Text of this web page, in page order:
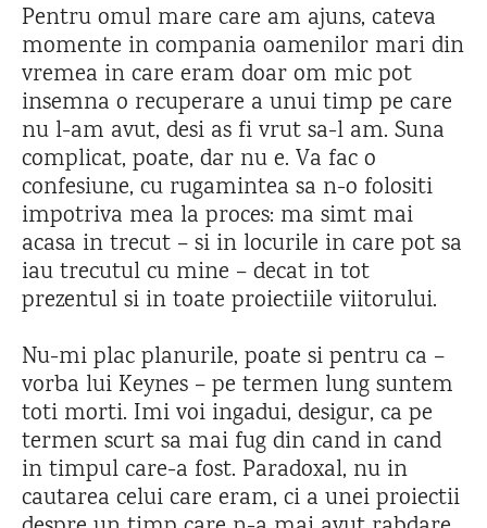
Pentru omul mare care am ajuns, cateva
momente in compania oamenilor mari din
vremea in care eram doar om mic pot
insemna o recuperare a unui timp pe care
nu l-am avut, desi as fi vrut sa-l am. Suna
complicat, poate, dar nu e. Va fac o
confesiune, cu rugamintea sa n-o folositi
impotriva mea la proces: ma simt mai
acasa in trecut – si in locurile in care pot sa
iau trecutul cu mine – decat in tot
prezentul si in toate proiectiile viitorului.
Nu-mi plac planurile, poate si pentru ca –
vorba lui Keynes – pe termen lung suntem
toti morti. Imi voi ingadui, desigur, ca pe
termen scurt sa mai fug din cand in cand
in timpul care-a fost. Paradoxal, nu in
cautarea celui care eram, ci a unei proiectii